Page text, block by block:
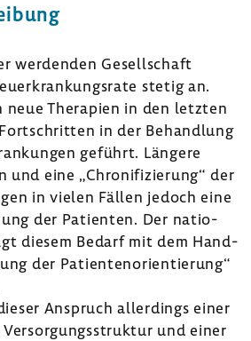
werdenden Gesell­schaft
stetig an.
neue Thera­pien in den letzten
in der Behand­lung
geführt. Längere
und eine „Chro­ni­fi­zie­rung“ der
in vielen Fällen jedoch eine
der Pati­enten. Der natio­
diesem Bedarf mit dem Hand­
der Pati­en­ten­ori­en­tie­rung“
Anspruch aller­dings einer
und einer